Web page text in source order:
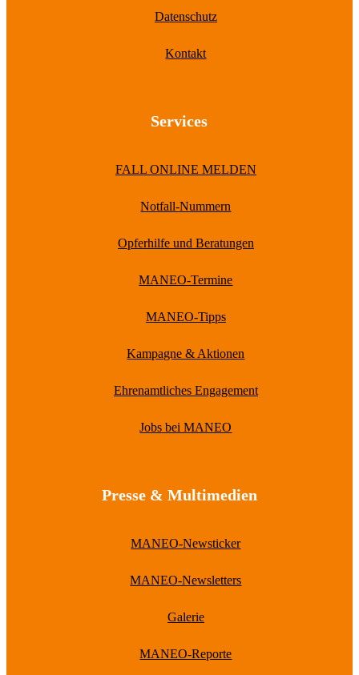
Datenschutz
Kontakt
Services
FALL ONLINE MELDEN
Notfall-Nummern
Opferhilfe und Beratungen
MANEO-Termine
MANEO-Tipps
Kampagne & Aktionen
Ehrenamtliches Engagement
Jobs bei MANEO
Presse & Multimedien
MANEO-Newsticker
MANEO-Newsletters
Galerie
MANEO-Reporte